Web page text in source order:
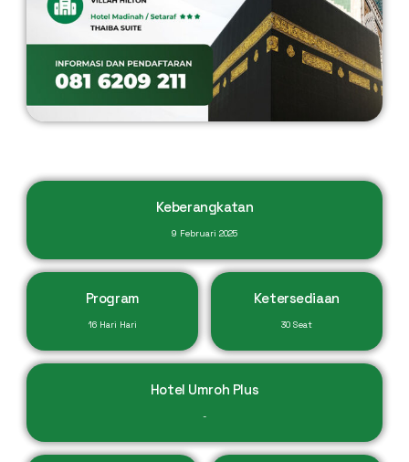
Keberangkatan
9 Februari 2025
Program
16 Hari Hari
Ketersediaan
30 Seat
Hotel Umroh Plus
-